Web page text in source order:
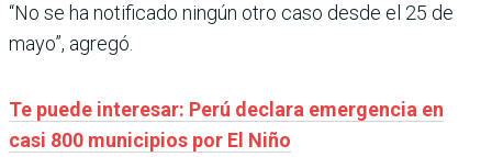
“No se ha notificado ningún otro caso desde el 25 de
mayo”, agregó.
Te puede interesar: Perú declara emergencia en
casi 800 municipios por El Niño